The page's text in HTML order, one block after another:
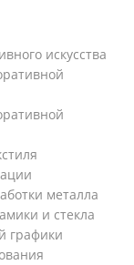
искусства
металла
и стекла
графики